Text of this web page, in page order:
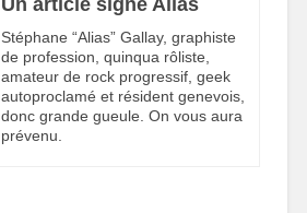
Un article signé Alias
Stéphane “Alias” Gallay, graphiste
de profession, quinqua rôliste,
amateur de rock progressif, geek
autoproclamé et résident genevois,
donc grande gueule. On vous aura
prévenu.